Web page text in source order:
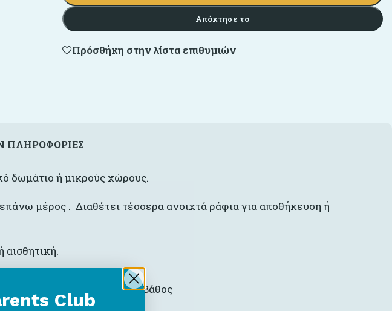
Απόκτησε το
Πρόσθήκη στην λίστα επιθυμιών
ΠΛΗΡΟΦΟΡΊΕΣ
δωμάτιο ή μικρούς χώρους.
μέρος . Διαθέτει τέσσερα ανοιχτά ράφια για αποθήκευση ή
Βάθος
Club